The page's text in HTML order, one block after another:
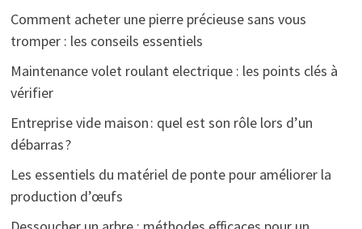
Comment acheter une pierre précieuse sans vous
tromper : les conseils essentiels
Maintenance volet roulant electrique : les points clés à
vérifier
Entreprise vide maison : quel est son rôle lors d’un
débarras ?
Les essentiels du matériel de ponte pour améliorer la
production d’œufs